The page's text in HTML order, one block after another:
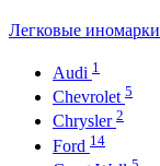
Легковые
Audi 1
Chevrolet 5
Chrysler 2
Ford 14